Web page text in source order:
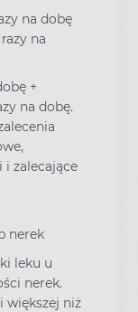
na dobę
na
+
na dobę.
zalecające
nerek
leku u
nerek.
większej niż